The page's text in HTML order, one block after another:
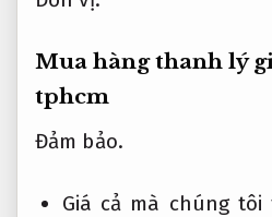
Mua hàng thanh lý
tphcm
Đảm bảo.
Giá cả mà chúng